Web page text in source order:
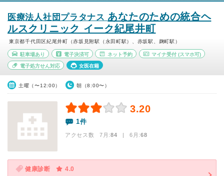
医療法人社団プラタナス あなたのための統合ヘ
ルスクリニック イーク紀尾井町
東京都千代田区紀尾井町（赤坂見附駅（永田町駅）、赤坂駅、麹町駅）
駐車場あり 電子決済可 ネット予約 マイナ受付 (スマホ可)
電子処方せん対応 女医在籍
土曜（〜12:00） 朝（8:00〜）
3.20
1件
アクセス数 7月:84 | 6月:68
健康診断
4.0